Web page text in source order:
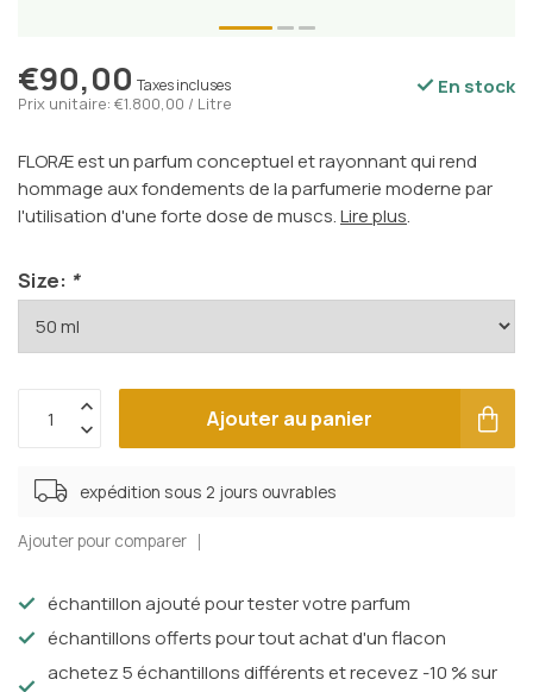
€90,00 Taxes incluses
Prix unitaire: €1.800,00 / Litre
En stock
FLORÆ est un parfum conceptuel et rayonnant qui rend
hommage aux fondements de la parfumerie moderne par
l'utilisation d'une forte dose de muscs.Lire plus.
Size: *
Ajouter au panier
expédition sous 2 jours ouvrables
Ajouter pour comparer
échantillon ajouté pour tester votre parfum
échantillons offerts pour tout achat d'un flacon
achetez 5 échantillons différents et recevez -10 % sur